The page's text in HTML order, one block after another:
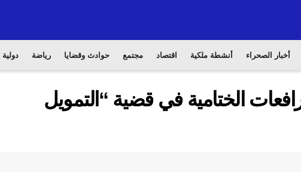
أخبار الصحراء أنشطة ملكية اقتصاد مجتمع حوادث وقضايا رياضة دولية
الختامية في قضية “التمويل